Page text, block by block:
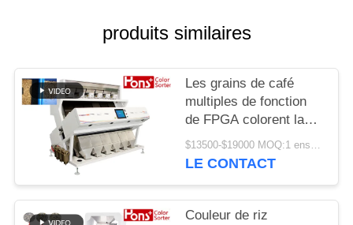
PRIVACY
POLICY
produits similaires
Les grains de café
multiples de fonction
de FPGA colorent la
trieuse
$13500-$19000 MOQ:1 ensemble
LE CONTACT
Couleur de riz